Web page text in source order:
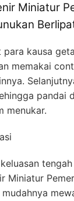
Miniatur
kausa
memakai
pandai
menukar.
Miniatur
mudahnya